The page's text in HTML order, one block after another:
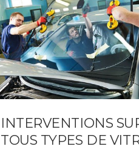
INTERVENTIONS
TOUS TYPES DE